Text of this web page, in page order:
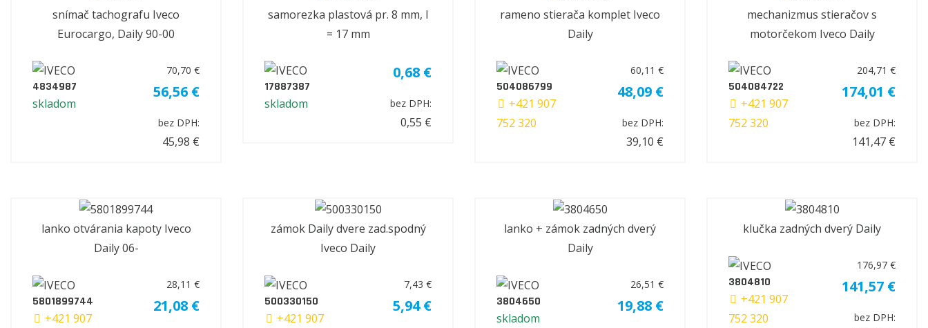
snímač tachografu Iveco
Eurocargo, Daily 90-00
4834987
skladom
70,70 €
56,56 €
bez DPH:
45,98 €
samorezka plastová pr. 8 mm, l
= 17 mm
17887387
skladom
0,68 €
bez DPH:
0,55 €
rameno stierača komplet Iveco
Daily
504086799
+421 907
752 320
60,11 €
48,09 €
bez DPH:
39,10 €
mechanizmus stieračov s
motorčekom Iveco Daily
504084722
+421 907
752 320
204,71 €
174,01 €
bez DPH:
141,47 €
lanko otvárania kapoty Iveco
Daily 06-
5801899744
+421 907
28,11 €
21,08 €
zámok Daily dvere zad.spodný
Iveco Daily
500330150
+421 907
7,43 €
5,94 €
lanko + zámok zadných dverý
Daily
3804650
skladom
26,51 €
19,88 €
klučka zadných dverý Daily
3804810
+421 907
752 320
176,97 €
141,57 €
bez DPH: